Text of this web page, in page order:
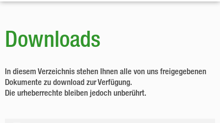
Downloads
In diesem Verzeichnis stehen Ihnen alle von uns freigegebenen
Dokumente zu download zur Verfügung.
Die urheberrechte bleiben jedoch unberührt.